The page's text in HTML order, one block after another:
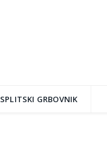
SPLITSKI GRBOVNIK